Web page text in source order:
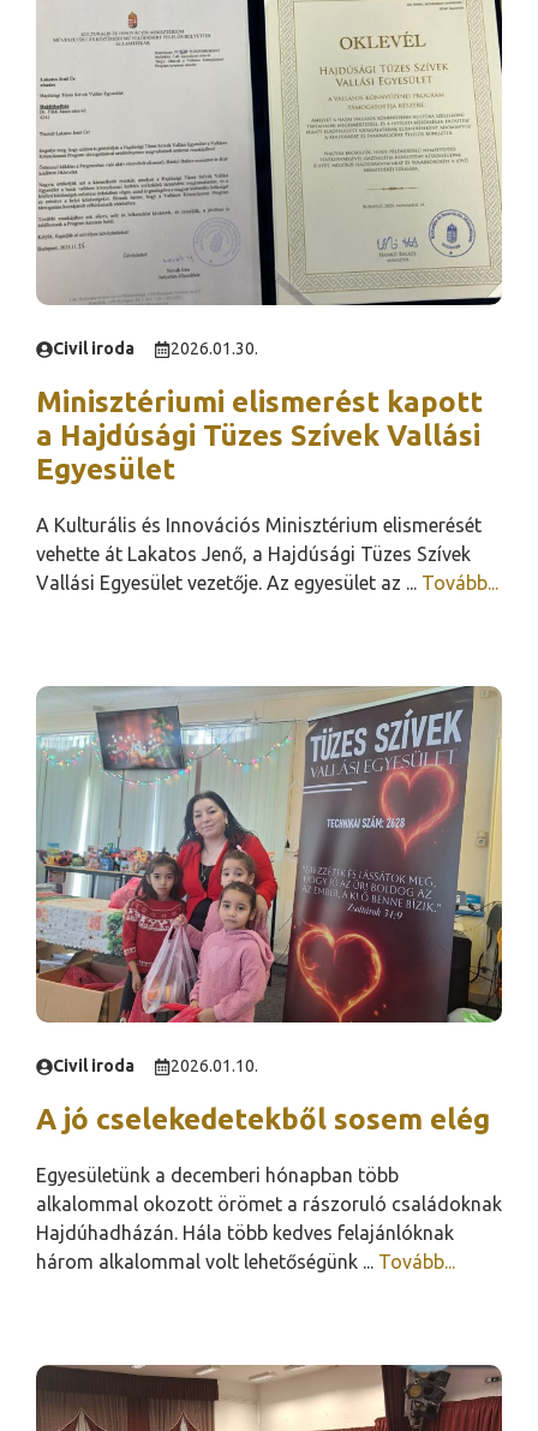
Civil iroda 2026.01.30.
Minisztériumi elismerést kapott
a Hajdúsági Tüzes Szívek Vallási
Egyesület
A Kulturális és Innovációs Minisztérium elismerését
vehette át Lakatos Jenő, a Hajdúsági Tüzes Szívek
Vallási Egyesület vezetője. Az egyesület az ... Tovább...
Civil iroda 2026.01.10.
A jó cselekedetekből sosem elég
Egyesületünk a decemberi hónapban több
alkalommal okozott örömet a rászoruló családoknak
Hajdúhadházán. Hála több kedves felajánlóknak
három alkalommal volt lehetőségünk ... Tovább...